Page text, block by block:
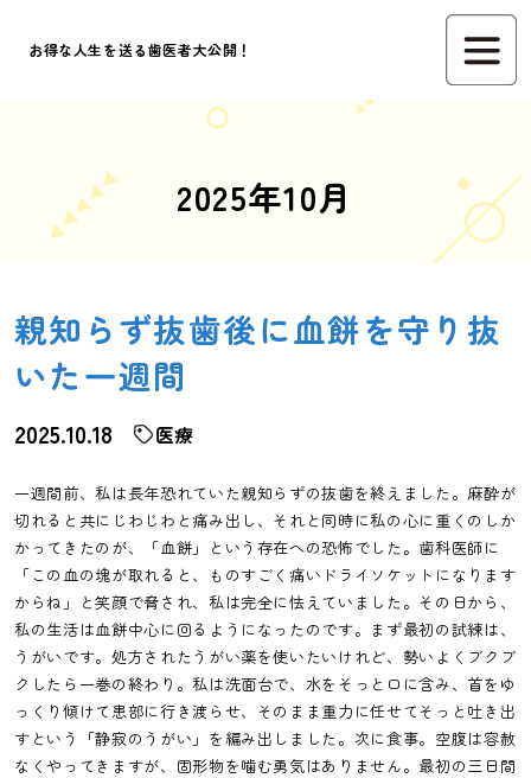
お得な人生を送る歯医者大公開！
2025年10月
親知らず抜歯後に血餅を守り抜
いた一週間
2025.10.18 医療
一週間前、私は長年恐れていた親知らずの抜歯を終えました。麻酔が
切れると共にじわじわと痛み出し、それと同時に私の心に重くのしか
かってきたのが、「血餅」という存在への恐怖でした。歯科医師に
「この血の塊が取れると、ものすごく痛いドライソケットになります
からね」と笑顔で脅され、私は完全に怯えていました。その日から、
私の生活は血餅中心に回るようになったのです。まず最初の試練は、
うがいです。処方されたうがい薬を使いたいけれど、勢いよくブクブ
クしたら一巻の終わり。私は洗面台で、水をそっと口に含み、首をゆ
っくり傾けて患部に行き渡らせ、そのまま重力に任せてそっと吐き出
すという「静寂のうがい」を編み出しました。次に食事。空腹は容赦
なくやってきますが、固形物を噛む勇気はありません。最初の三日間